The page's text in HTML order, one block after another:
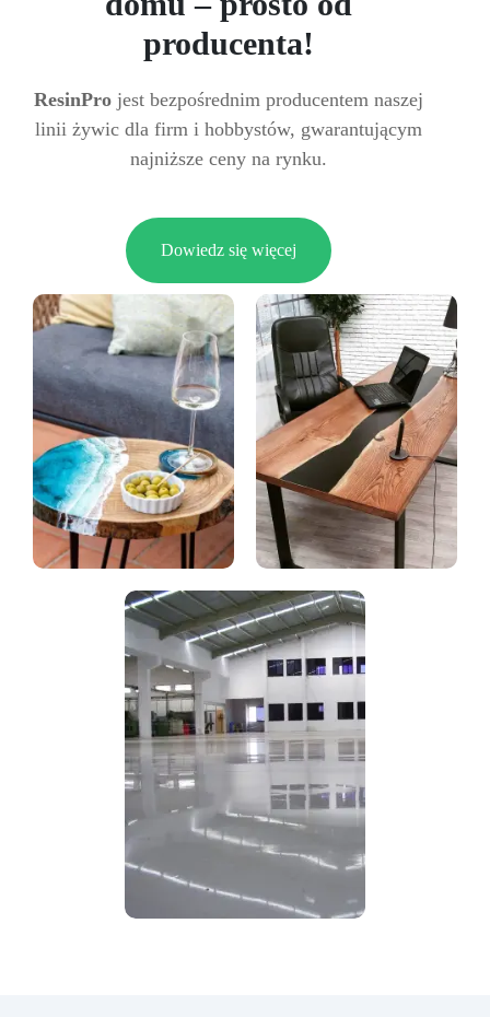
producenta!
ResinPro jest bezpośrednim producentem naszej
linii żywic dla firm i hobbystów, gwarantującym
najniższe ceny na rynku.
Dowiedz się więcej